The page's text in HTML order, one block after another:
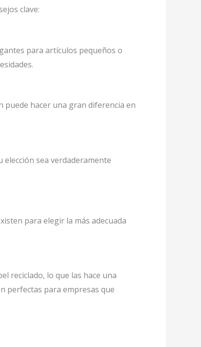
clave:
para artículos pequeños o
puede hacer una gran diferencia en
elección sea verdaderamente
para elegir la más adecuada
reciclado, lo que las hace una
perfectas para empresas que